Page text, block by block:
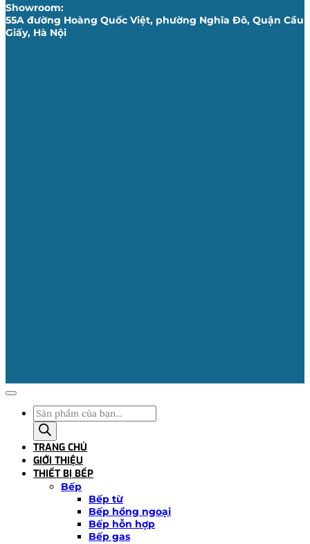
Showroom:
55A đường Hoàng Quốc Việt, phường Nghĩa Đô, Quận Cầu
Giấy, Hà Nội
Tìm
kiếm
sản
phẩm
TRANG CHỦ
GIỚI THIỆU
THIẾT BỊ BẾP
Bếp
Bếp từ
Bếp hồng ngoại
Bếp hỗn hợp
Bếp gas